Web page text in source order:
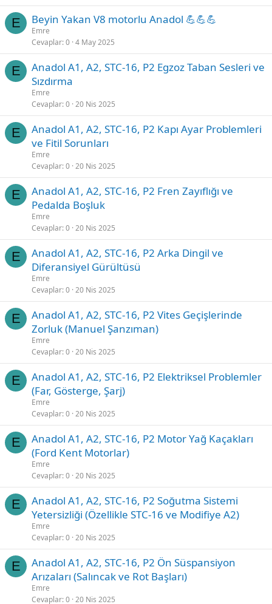
E Beyin Yakan V8 motorlu Anadol 💪💪💪
Emre
Cevaplar 0 4 May 2025
E
Anadol A1, A2, STC-16, P2 Egzoz Taban Sesleri ve
Sızdırma
Emre
Cevaplar 0 20 Nis 2025
E
Anadol A1, A2, STC-16, P2 Kapı Ayar Problemleri
ve Fitil Sorunları
Emre
Cevaplar 0 20 Nis 2025
E
Anadol A1, A2, STC-16, P2 Fren Zayıflığı ve
Pedalda Boşluk
Emre
Cevaplar 0 20 Nis 2025
E
Anadol A1, A2, STC-16, P2 Arka Dingil ve
Diferansiyel Gürültüsü
Emre
Cevaplar 0 20 Nis 2025
E
Anadol A1, A2, STC-16, P2 Vites Geçişlerinde
Zorluk (Manuel Şanzıman)
Emre
Cevaplar 0 20 Nis 2025
E
Anadol A1, A2, STC-16, P2 Elektriksel Problemler
(Far, Gösterge, Şarj)
Emre
Cevaplar 0 20 Nis 2025
E
Anadol A1, A2, STC-16, P2 Motor Yağ Kaçakları
(Ford Kent Motorlar)
Emre
Cevaplar 0 20 Nis 2025
E
Anadol A1, A2, STC-16, P2 Soğutma Sistemi
Yetersizliği (Özellikle STC-16 ve Modifiye A2)
Emre
Cevaplar 0 20 Nis 2025
E
Anadol A1, A2, STC-16, P2 Ön Süspansiyon
Arızaları (Salıncak ve Rot Başları)
Emre
Cevaplar 0 20 Nis 2025